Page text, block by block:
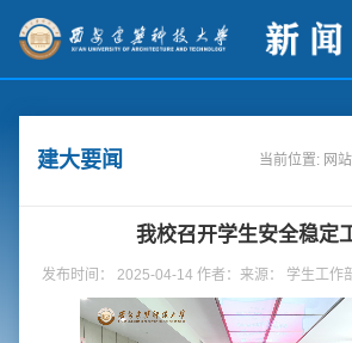
建大要闻 当前位置: 网
我校召开学生安全稳定
发布时间： 2025-04-14 作者：来源： 学生工作